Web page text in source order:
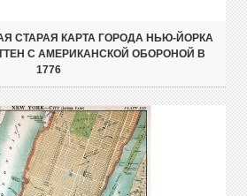
СТАРАЯ КАРТА ГОРОДА НЬЮ-ЙОРКА
С АМЕРИКАНСКОЙ ОБОРОНОЙ В
1776